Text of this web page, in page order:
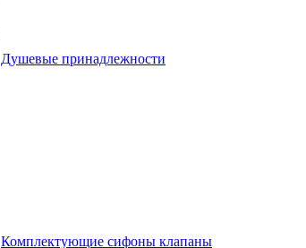
Душевые принадлежности
Комплектующие сифоны клапаны